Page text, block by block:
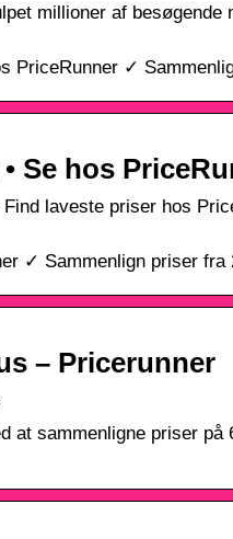
millioner af
PriceRunner ✓
Se hos
laveste priser hos
✓ Sammenlign priser fra
– Pricerunner
at sammenligne priser